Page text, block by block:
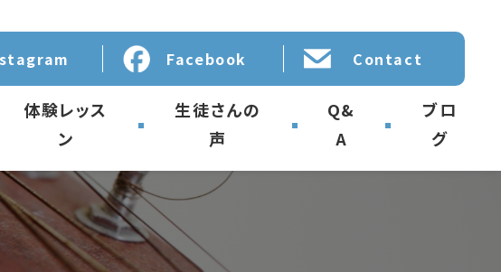
Facebook Contact
体験レッス
ン
生徒さんの
声
Q&
A
ブロ
グ